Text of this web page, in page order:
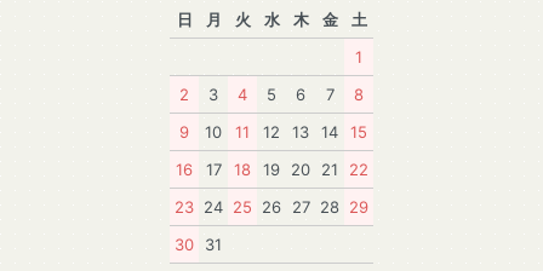
日 月 火 水 木 金
土
1
2
3 4 5 6 7
8
9
10 11 12 13 14
15
16
17 18 19 20 21
22
23 24 25 26 27 28 29
30
31